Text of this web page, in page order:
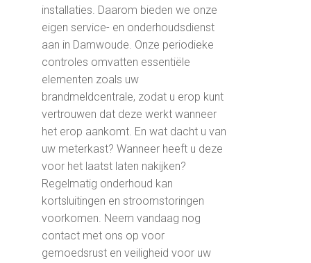
installaties. Daarom bieden we onze
eigen service- en onderhoudsdienst
aan in Damwoude. Onze periodieke
controles omvatten essentiële
elementen zoals uw
brandmeldcentrale, zodat u erop kunt
vertrouwen dat deze werkt wanneer
het erop aankomt. En wat dacht u van
uw meterkast? Wanneer heeft u deze
voor het laatst laten nakijken?
Regelmatig onderhoud kan
kortsluitingen en stroomstoringen
voorkomen. Neem vandaag nog
contact met ons op voor
gemoedsrust en veiligheid voor uw